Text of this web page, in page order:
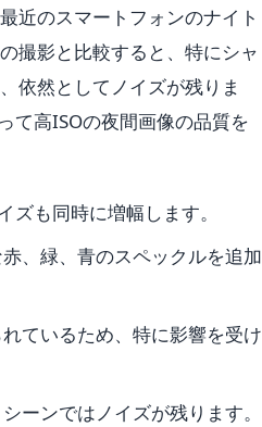
近のスマートフォンのナイト
撮影と比較すると、特にシャ
依然としてノイズが残りま
て高ISOの夜間画像の品質を
も同時に増幅します。
、緑、青のスペックルを追加
ているため、特に影響を受け
ーンではノイズが残ります。